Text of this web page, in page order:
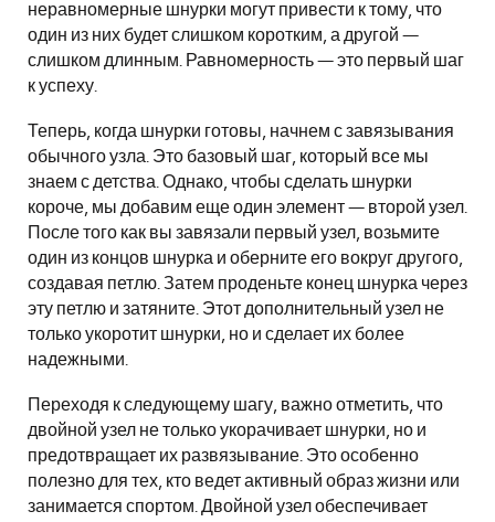
неравномерные шнурки могут привести к тому, что
один из них будет слишком коротким, а другой —
слишком длинным. Равномерность — это первый шаг
к успеху.
Теперь, когда шнурки готовы, начнем с завязывания
обычного узла. Это базовый шаг, который все мы
знаем с детства. Однако, чтобы сделать шнурки
короче, мы добавим еще один элемент — второй узел.
После того как вы завязали первый узел, возьмите
один из концов шнурка и оберните его вокруг другого,
создавая петлю. Затем проденьте конец шнурка через
эту петлю и затяните. Этот дополнительный узел не
только укоротит шнурки, но и сделает их более
надежными.
Переходя к следующему шагу, важно отметить, что
двойной узел не только укорачивает шнурки, но и
предотвращает их развязывание. Это особенно
полезно для тех, кто ведет активный образ жизни или
занимается спортом. Двойной узел обеспечивает